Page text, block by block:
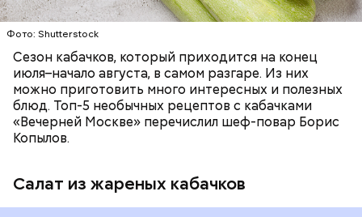
Фото: Shutterstock
Сезон кабачков, который приходится на конец
июля–начало августа, в самом разгаре. Из них
можно приготовить много интересных и полезных
блюд. Топ-5 необычных рецептов с кабачками
«Вечерней Москве» перечислил шеф-повар Борис
Копылов.
Салат из жареных кабачков
Вред дыни
Фото: Shutterstock
А врач-эндокринолог Алексей Калинчев рассказал,
что существует множество блюд, где используют